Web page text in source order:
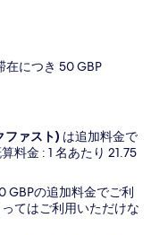
在につき 50 GBP
ファスト) は追加料金で
料金 : 1 名あたり 21.75
GBPの追加料金でご利
てはご利用いただけな